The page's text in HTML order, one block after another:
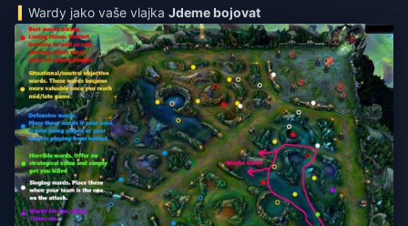
Wardy jako vaše vlajkaJdeme bojovat